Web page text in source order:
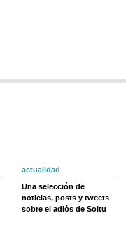
actualidad
Una selección de
noticias, posts y tweets
sobre el adiós de Soitu